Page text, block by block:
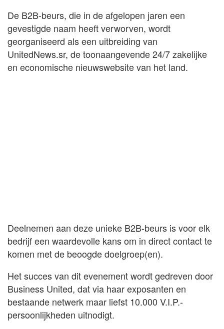
De B2B-beurs, die in de afgelopen jaren een
gevestigde naam heeft verworven, wordt
georganiseerd als een uitbreiding van
UnitedNews.sr, de toonaangevende 24/7 zakelijke
en economische nieuwswebsite van het land.
Deelnemen aan deze unieke B2B-beurs is voor elk
bedrijf een waardevolle kans om in direct contact te
komen met de beoogde doelgroep(en).
Het succes van dit evenement wordt gedreven door
Business United, dat via haar exposanten en
bestaande netwerk maar liefst 10.000 V.I.P.-
persoonlijkheden uitnodigt.